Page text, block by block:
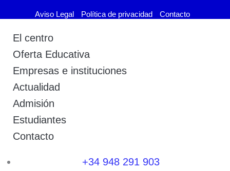
Aviso Legal Política de privacidad Contacto
El centro
Oferta Educativa
Empresas e instituciones
Actualidad
Admisión
Estudiantes
Contacto
+34 948 291 903